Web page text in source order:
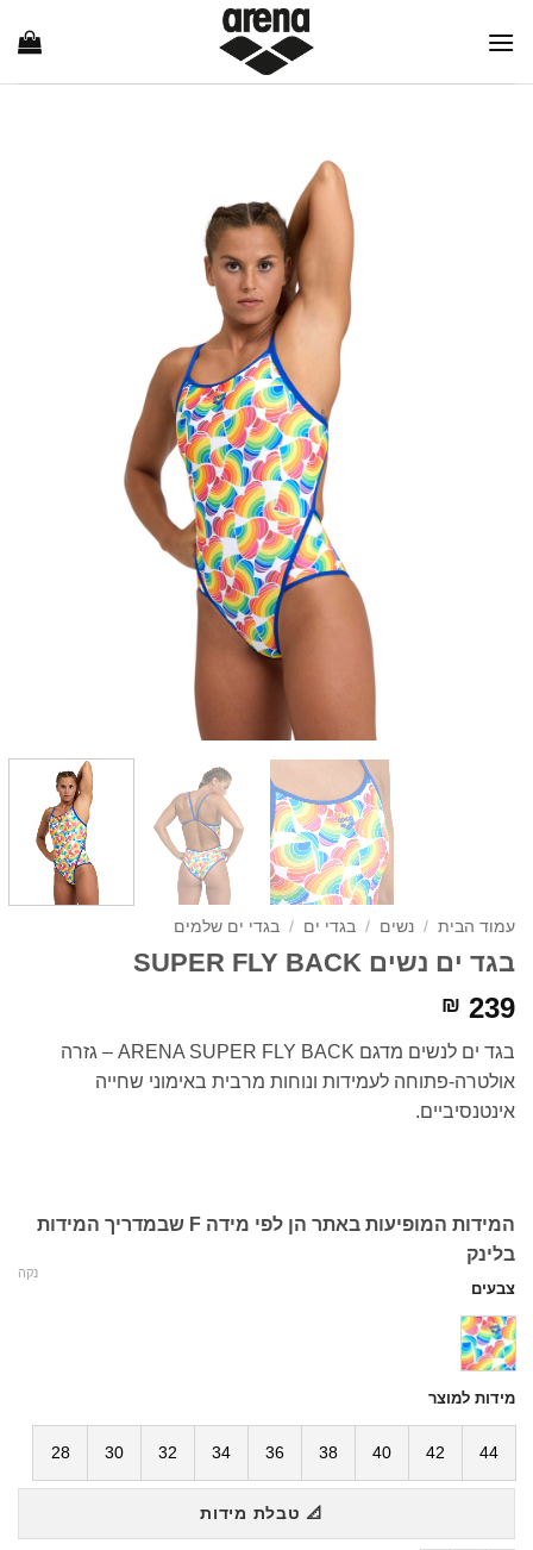
עמוד הבית / נשים / בגדי ים / בגדי ים שלמים
בגד ים נשים SUPER FLY BACK
₪ 239
בגד ים לנשים מדגם ARENA SUPER FLY BACK – גזרה
אולטרה-פתוחה לעמידות ונוחות מרבית באימוני שחייה
אינטנסיביים.
המידות המופיעות באתר הן לפי מידה F שבמדריך המידות
בלינק
צבעים
מידות למוצר
44
42
40
38
36
34
32
30
28
נקה
📐 טבלת מידות